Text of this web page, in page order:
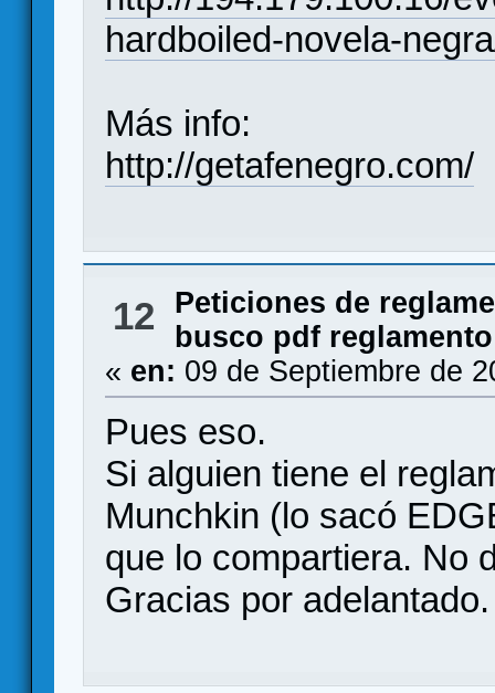
hardboiled-novela-
Más info:
http://getafenegro.com/
12
Peticiones de
busco pdf
« en: 09 de Septiembre de
Pues eso.
Si alguien tiene el
Munchkin (lo sacó
que lo compartiera. No
Gracias por adelantado.